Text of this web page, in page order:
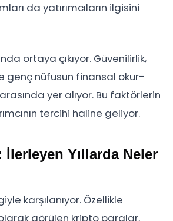
da yatırımcıların ilgisini
ortaya çıkıyor. Güvenilirlik,
genç nüfusun finansal okur-
yer alıyor. Bu faktörlerin
tercihi haline geliyor.
Yıllarda Neler
karşılanıyor. Özellikle